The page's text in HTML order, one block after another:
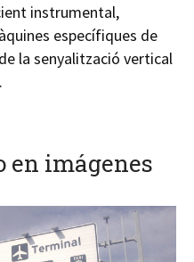
instrumental,
específiques de
la senyalització vertical
en imágenes